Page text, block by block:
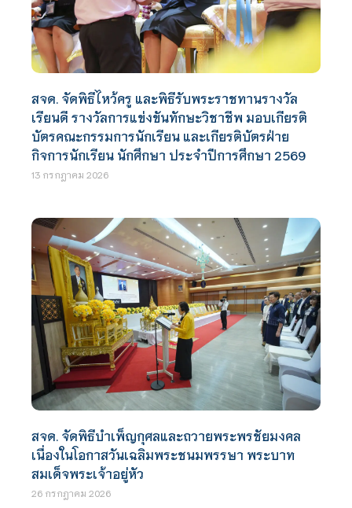
สจด. จัดพิธีไหว้ครู และพิธีรับพระราชทานรางวัล
เรียนดี รางวัลการแข่งขันทักษะวิชาชีพ มอบเกียรติ
บัตรคณะกรรมการนักเรียน และเกียรติบัตรฝ่าย
กิจการนักเรียน นักศึกษา ประจำปีการศึกษา 2569
13 กรกฎาคม 2026
สจด. จัดพิธีบำเพ็ญกุศลและถวายพระพรชัยมงคล
เนื่องในโอกาสวันเฉลิมพระชนมพรรษา พระบาท
สมเด็จพระเจ้าอยู่หัว
26 กรกฎาคม 2026